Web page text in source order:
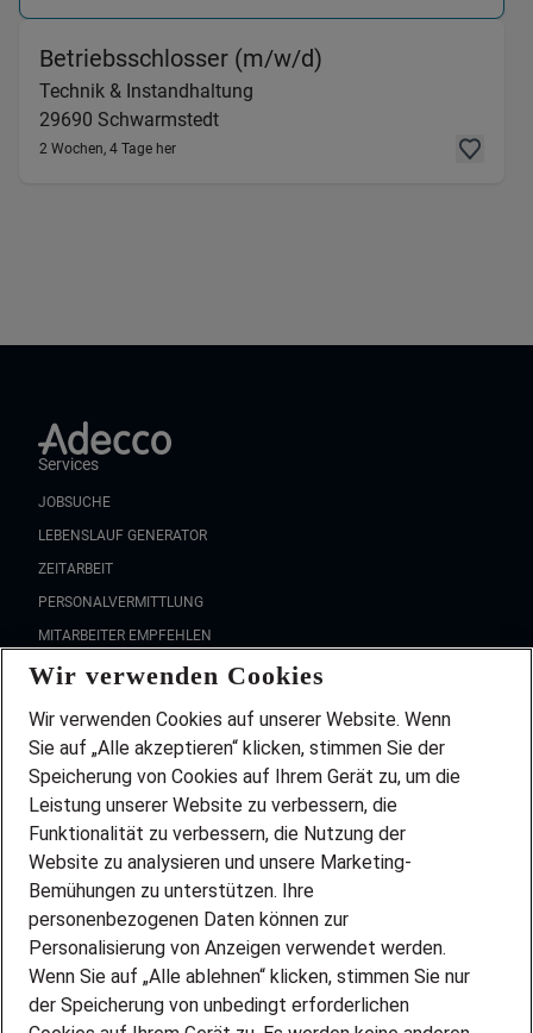
Betriebsschlosser (m/w/d)
Technik & Instandhaltung
29690 Schwarmstedt
2 Wochen, 4 Tage her
Services
JOBSUCHE
LEBENSLAUF GENERATOR
ZEITARBEIT
PERSONALVERMITTLUNG
MITARBEITER EMPFEHLEN
FAQ
Wir stellen ein!
DEINE BERUFSGRUPPE
DEINE LEBENSSITUATION
PARTNERSHIP WITH AIRBUS
INITIATIV BEWERBEN
ÜBER UNS
STANDORTE
BLOG
PRESSE
Wir verwenden Cookies
Wir verwenden Cookies auf unserer Website. Wenn
Sie auf „Alle akzeptieren“ klicken, stimmen Sie der
Speicherung von Cookies auf Ihrem Gerät zu, um die
Leistung unserer Website zu verbessern, die
Funktionalität zu verbessern, die Nutzung der
Website zu analysieren und unsere Marketing-
Bemühungen zu unterstützen. Ihre
personenbezogenen Daten können zur
Personalisierung von Anzeigen verwendet werden.
Wenn Sie auf „Alle ablehnen“ klicken, stimmen Sie nur
der Speicherung von unbedingt erforderlichen